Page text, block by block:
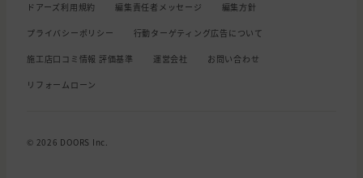
ドアーズ利用規約 編集責任者メッセージ 編集方針
プライバシーポリシー 行動ターゲティング広告について
施工店口コミ情報 評価基準 運営会社 お問い合わせ
リフォームローン
© 2026 DOORS Inc.